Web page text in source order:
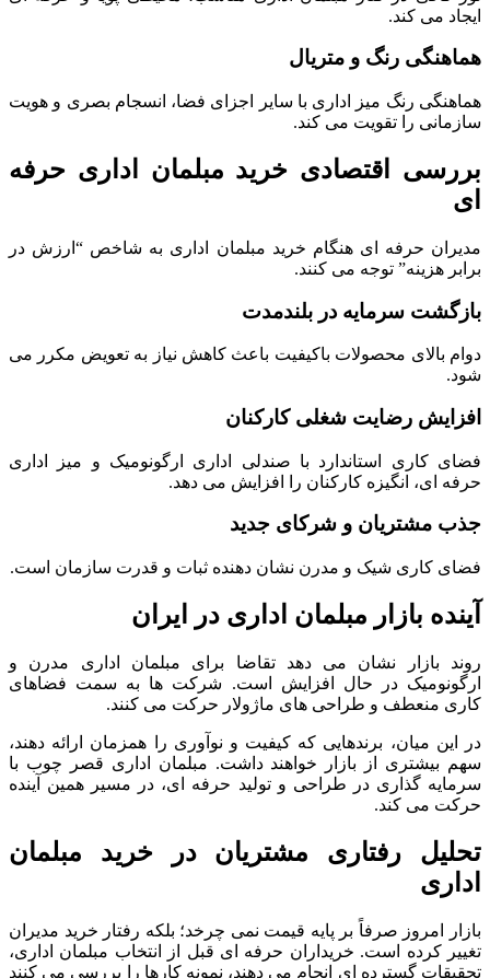
ایجاد می کند.
هماهنگی رنگ و متریال
هماهنگی رنگ میز اداری با سایر اجزای فضا، انسجام بصری و هویت
سازمانی را تقویت می کند.
بررسی اقتصادی خرید مبلمان اداری حرفه
ای
مدیران حرفه ای هنگام خرید مبلمان اداری به شاخص “ارزش در
برابر هزینه” توجه می کنند.
بازگشت سرمایه در بلندمدت
دوام بالای محصولات باکیفیت باعث کاهش نیاز به تعویض مکرر می
شود.
افزایش رضایت شغلی کارکنان
فضای کاری استاندارد با صندلی اداری ارگونومیک و میز اداری
حرفه ای، انگیزه کارکنان را افزایش می دهد.
جذب مشتریان و شرکای جدید
فضای کاری شیک و مدرن نشان دهنده ثبات و قدرت سازمان است.
آینده بازار مبلمان اداری در ایران
روند بازار نشان می دهد تقاضا برای مبلمان اداری مدرن و
ارگونومیک در حال افزایش است. شرکت ها به سمت فضاهای
کاری منعطف و طراحی های ماژولار حرکت می کنند.
در این میان، برندهایی که کیفیت و نوآوری را همزمان ارائه دهند،
سهم بیشتری از بازار خواهند داشت. مبلمان اداری قصر چوب با
سرمایه گذاری در طراحی و تولید حرفه ای، در مسیر همین آینده
حرکت می کند.
تحلیل رفتاری مشتریان در خرید مبلمان
اداری
بازار امروز صرفاً بر پایه قیمت نمی چرخد؛ بلکه رفتار خرید مدیران
تغییر کرده است. خریداران حرفه ای قبل از انتخاب مبلمان اداری،
تحقیقات گسترده ای انجام می دهند، نمونه کارها را بررسی می کنند